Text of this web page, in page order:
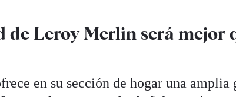
de Leroy Merlin será mejor
en su sección de hogar una amplia